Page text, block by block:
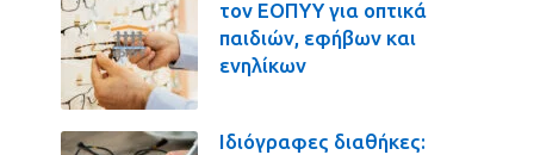
τον ΕΟΠΥΥ για οπτικά
παιδιών, εφήβων και
ενηλίκων
Ιδιόγραφες διαθήκες: